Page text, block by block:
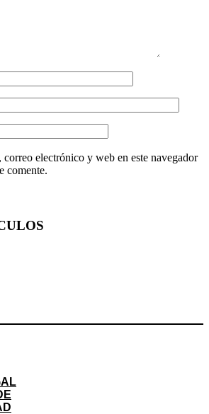
electrónico y web en este navegador
comente.